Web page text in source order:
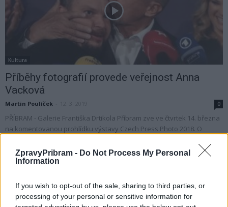
ZpravyPribram - Do Not Process My Personal
Information
If you wish to opt-out of the sale, sharing to third parties, or
processing of your personal or sensitive information for
Kultura
Příběhy fotografií provede veřejnost Anna
Vacková
Martin Poulíček 0
PŘÍBRAM - Galerie Františka Drtikola Příbram zve ve čtvrtek 14. března
na komentovanou prohlídku výstavy Czech Press Photo 2018. O